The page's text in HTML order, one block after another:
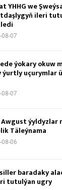
ÝHHG we
ileri
08-07
ýokary okuw
ýurtly uçurymlar
08-07
ýyldyzlar
Täleýnama
08-06
ba­ra­da­ky
tu­tul­ýan ug­ry